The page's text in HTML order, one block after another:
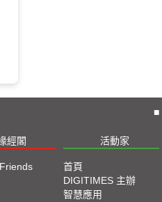
■
經閣 活動家
首頁
DIGITIMES 主辦
智慧應用